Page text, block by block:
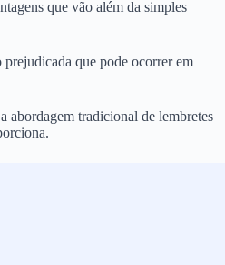
que vão além da simples
que pode ocorrer em
abordagem tradicional de lembretes